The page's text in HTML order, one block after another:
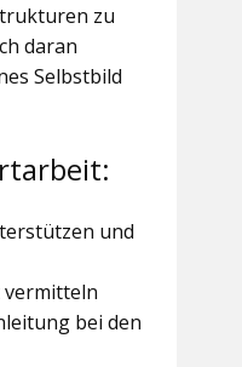
zu
daran
Selbstbild
und
vermitteln
bei den